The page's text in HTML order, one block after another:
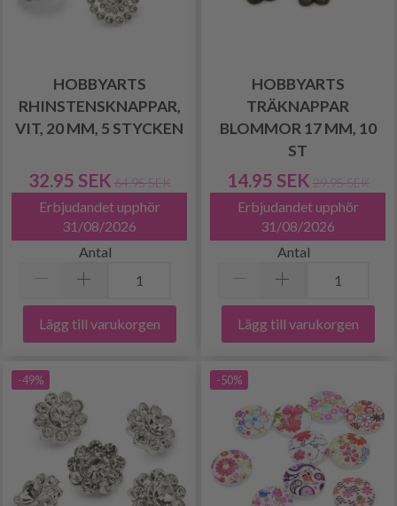
HOBBYARTS
RHINSTENSKNAPPAR,
VIT, 20 MM, 5 STYCKEN
32.95 SEK 64.95 SEK
Erbjudandet upphör
31/08/2026
Antal
Lägg till varukorgen
HOBBYARTS
TRÄKNAPPAR
BLOMMOR 17 MM, 10
ST
14.95 SEK 29.95 SEK
Erbjudandet upphör
31/08/2026
Antal
Lägg till varukorgen
-49% -50%